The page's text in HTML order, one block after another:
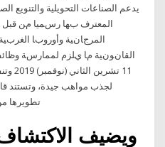
يدعم الصناعات التحويلية والتنويع
11
لجذب مواهب جيدة، وتستند